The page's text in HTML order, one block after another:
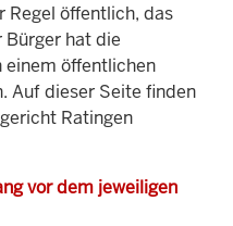
Regel öffentlich, das
hat die
einem öffentlichen
Auf dieser Seite finden
Ratingen
vor dem jeweiligen